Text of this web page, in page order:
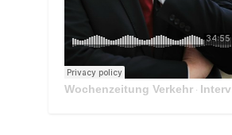
Wochenzeitung Verkehr· Interview Mit Andreas Matthä, CEO der ÖBB Holding